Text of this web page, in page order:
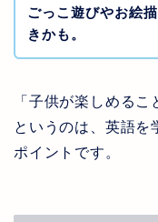
ごっこ遊びやお絵
きかも。
「子供が楽しめる
というのは、英語を
ポイントです。